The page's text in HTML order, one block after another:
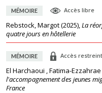
MÉMOIRE Accès libre
Rebstock, Margot(2025),La
quatre jours en hôtellerie
MÉMOIRE Accès restreint
El Harchaoui , Fatima-Ezzahrae
l'accompagnement des jeunes
France